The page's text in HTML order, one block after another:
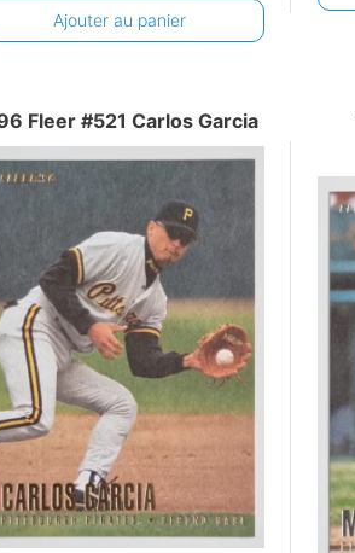
Ajouter au panier
Fleer #521 Carlos Garcia